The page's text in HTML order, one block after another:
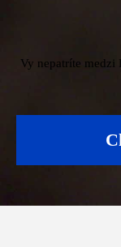
Vy nepatríte